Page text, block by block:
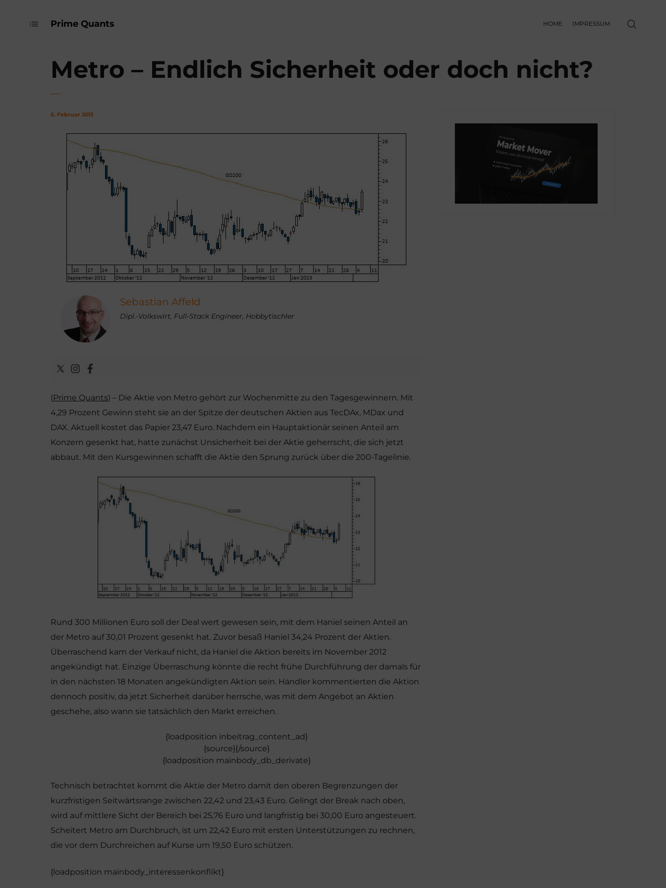
Prime Quants HOME IMPRESSUM
Metro – Endlich Sicherheit oder doch nicht?
6. Februar 2013
Sebastian Affeld
Dipl.-Volkswirt, Full-Stack Engineer, Hobbytischler
(Prime Quants) – Die Aktie von Metro gehört zur Wochenmitte zu den Tagesgewinnern. Mit
4,29 Prozent Gewinn steht sie an der Spitze der deutschen Aktien aus TecDAx, MDax und
DAX. Aktuell kostet das Papier 23,47 Euro. Nachdem ein Hauptaktionär seinen Anteil am
Konzern gesenkt hat, hatte zunächst Unsicherheit bei der Aktie geherrscht, die sich jetzt
abbaut. Mit den Kursgewinnen schafft die Aktie den Sprung zurück über die 200-Tagelinie.
Rund 300 Millionen Euro soll der Deal wert gewesen sein, mit dem Haniel seinen Anteil an
der Metro auf 30,01 Prozent gesenkt hat. Zuvor besaß Haniel 34,24 Prozent der Aktien.
Überraschend kam der Verkauf nicht, da Haniel die Aktion bereits im November 2012
angekündigt hat. Einzige Überraschung könnte die recht frühe Durchführung der damals für
in den nächsten 18 Monaten angekündigten Aktion sein. Händler kommentierten die Aktion
dennoch positiv, da jetzt Sicherheit darüber herrsche, was mit dem Angebot an Aktien
geschehe, also wann sie tatsächlich den Markt erreichen.
{loadposition inbeitrag_content_ad}
{source}{/source}
{loadposition mainbody_db_derivate}
Technisch betrachtet kommt die Aktie der Metro damit den oberen Begrenzungen der
kurzfristigen Seitwärtsrange zwischen 22,42 und 23,43 Euro. Gelingt der Break nach oben,
wird auf mittlere Sicht der Bereich bei 25,76 Euro und langfristig bei 30,00 Euro angesteuert.
Scheitert Metro am Durchbruch, ist um 22,42 Euro mit ersten Unterstützungen zu rechnen,
die vor dem Durchreichen auf Kurse um 19,50 Euro schützen.
{loadposition mainbody_interessenkonflikt}